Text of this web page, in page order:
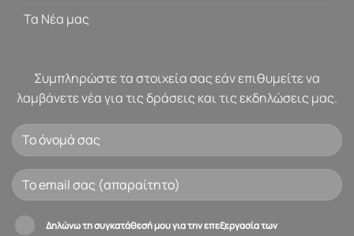
Τα Νέα μας
Συμπληρώστε τα στοιχεία σας εάν επιθυμείτε να
λαμβάνετε νέα για τις δράσεις και τις εκδηλώσεις μας.
Δηλώνω τη συγκατάθεσή μου για την επεξεργασία των